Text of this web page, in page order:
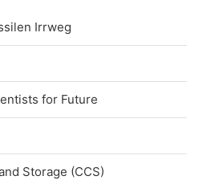
Irrweg
for Future
Storage (CCS)